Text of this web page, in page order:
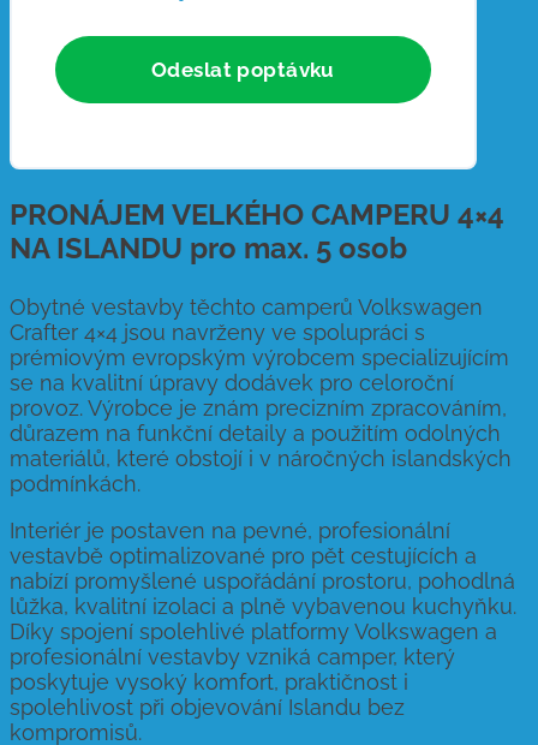
PRONÁJEM VELKÉHO CAMPERU 4×4
NA ISLANDU pro max. 5 osob
Obytné vestavby těchto camperů Volkswagen
Crafter 4×4 jsou navrženy ve spolupráci s
prémiovým evropským výrobcem specializujícím
se na kvalitní úpravy dodávek pro celoroční
provoz. Výrobce je znám precizním zpracováním,
důrazem na funkční detaily a použitím odolných
materiálů, které obstojí i v náročných islandských
podmínkách.
Interiér je postaven na pevné, profesionální
vestavbě optimalizované pro pět cestujících a
nabízí promyšlené uspořádání prostoru, pohodlná
lůžka, kvalitní izolaci a plně vybavenou kuchyňku.
Díky spojení spolehlivé platformy Volkswagen a
profesionální vestavby vzniká camper, který
poskytuje vysoký komfort, praktičnost i
spolehlivost při objevování Islandu bez
kompromisů.